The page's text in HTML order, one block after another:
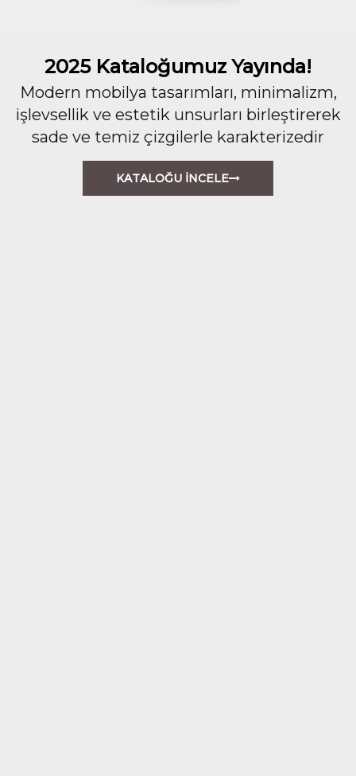
2025 Kataloğumuz Yayında!
Modern mobilya tasarımları, minimalizm,
işlevsellik ve estetik unsurları birleştirerek
sade ve temiz çizgilerle karakterizedir
KATALOĞU İNCELE